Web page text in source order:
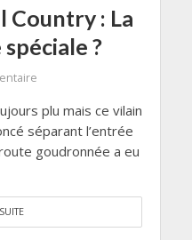
Country : La
?
plu mais ce vilain
séparant l’entrée
goudronnée a eu